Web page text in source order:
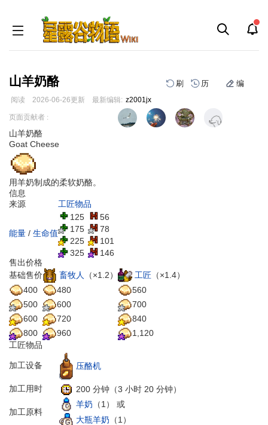
山羊奶酪 刷 历 编
阅读 2026-06-26更新 最新编辑: z2001jx
跳
导
航
跳
搜
索
页面贡献者 :
山羊奶酪
Goat Cheese
用羊奶制成的柔软奶酪。
信息
来源
工匠物品
能量 / 生命值
125
56
175
78
225
101
325
146
售出价格
基础售价
畜牧人 （×1.2） 工匠 （×1.4）
400
500
600
800
480
600
720
960
560
700
840
1,120
工匠物品
加工设备 压酪机
加工用时 200 分钟（3 小时 20 分钟）
加工原料
羊奶 （1）
或
大瓶羊奶 （1）